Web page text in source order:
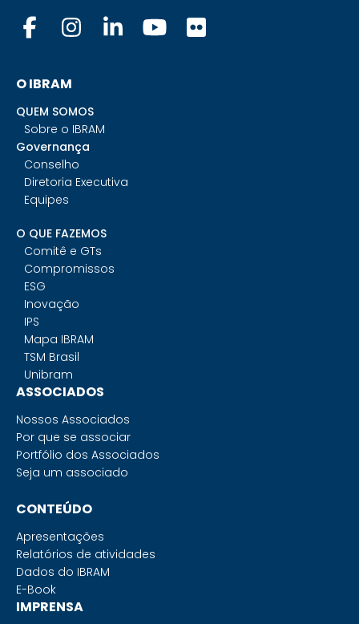
O IBRAM
QUEM SOMOS
Sobre o IBRAM
Governança
Conselho
Diretoria Executiva
Equipes
O QUE FAZEMOS
Comitê e GTs
Compromissos
ESG
Inovação
IPS
Mapa IBRAM
TSM Brasil
Unibram
ASSOCIADOS
Nossos Associados
Por que se associar
Portfólio dos Associados
Seja um associado
CONTEÚDO
Apresentações
Relatórios de atividades
Dados do IBRAM
E-Book
IMPRENSA